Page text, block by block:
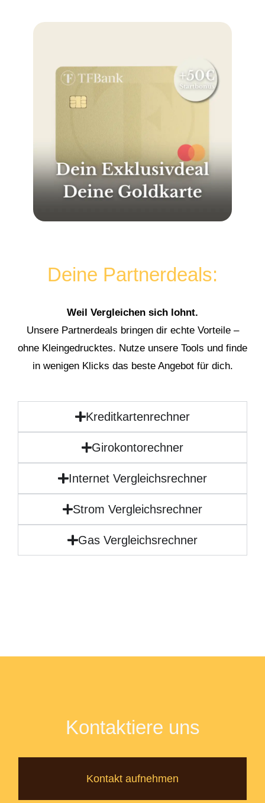
Deine Partnerdeals:
Weil Vergleichen sich lohnt.
Unsere Partnerdeals bringen dir echte Vorteile –
ohne Kleingedrucktes. Nutze unsere Tools und finde
in wenigen Klicks das beste Angebot für dich.
Kreditkartenrechner
Girokontorechner
Internet Vergleichsrechner
Strom Vergleichsrechner
Gas Vergleichsrechner
Kontaktiere uns
Kontakt aufnehmen